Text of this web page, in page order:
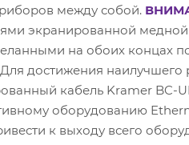
между собой.
экранированной
на обоих концах
достижения наилучшего
кабель Kramer BC-
оборудованию
к выходу всего